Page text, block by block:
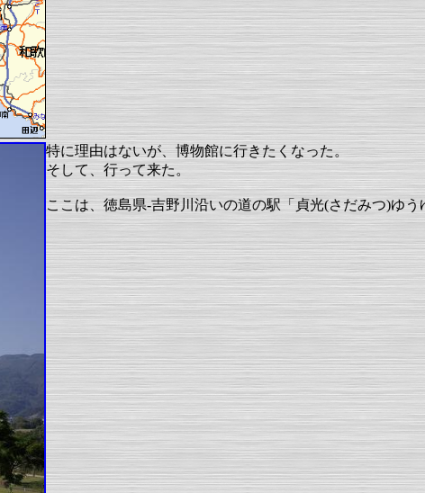
特に理由はないが、博物館に行きたくなった。
そして、行って来た。
ここは、徳島県-吉野川沿いの道の駅「貞光(さだみつ)ゆう